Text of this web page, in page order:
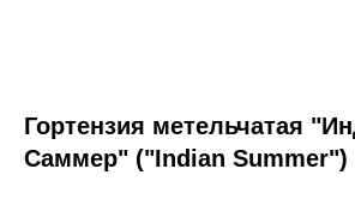
Гортензия метельчатая
Саммер" ("Indian Summer")